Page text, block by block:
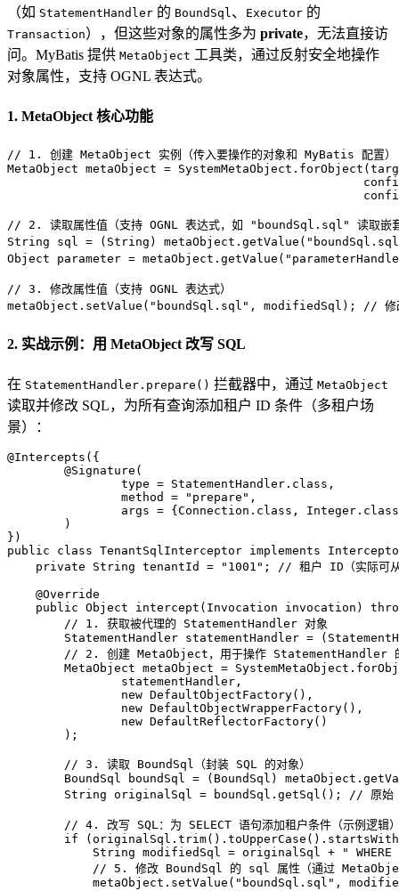
（如 StatementHandler 的 BoundSql、 Executor 的
Transaction），但这些对象的属性多为 private，无法直接访
问。MyBatis 提供 MetaObject 工具类，通过反射安全地操作
对象属性，支持 OGNL 表达式。
1. MetaObject 核心功能
// 1. 创建 MetaObject 实例（传入要操作的对象和 MyBatis 配置）
MetaObject metaObject =
// 2. 读取属性值（支持 OGNL 表达式，如 "boundSql.sql" 读取嵌
String
sql = (String) metaObject.getValue(
Object
parameter = metaObject.getValue(
// 3. 修改属性值（支持 OGNL 表达式）
metaObject.setValue( "boundSql.sql" , modifiedSql); // 修
2. 实战示例：用 MetaObject 改写 SQL
在 StatementHandler.prepare() 拦截器中，通过 MetaObject
读取并修改 SQL，为所有查询添加租户 ID 条件（多租户场
景）：
@Intercepts({
        @Signature(
                type = StatementHandler.class,
                method = "prepare",
args = {Connection.class,
        )
})
public
class TenantSqlInterceptor implements
private
String tenantId = "1001" ; // 租户 ID（实际可从
@Override
public Object intercept (Invocation invocation)
// 1. 获取被代理的 StatementHandler 对象
StatementHandler statementHandler =
// 2. 创建 MetaObject，用于操作 StatementHandler
MetaObject metaObject =
                statementHandler,
new DefaultObjectFactory(),
new DefaultObjectWrapperFactory(),
new DefaultReflectorFactory()
        );
// 3. 读取 BoundSql（封装 SQL 的对象）
BoundSql
boundSql = (BoundSql)
String originalSql = boundSql.getSql(); // 原始
// 4. 改写 SQL：为 SELECT 语句添加租户条件（示例逻辑
if
String modifiedSql = originalSql +
"
// 5. 修改 BoundSql 的 sql 属性（通过
            metaObject.setValue(
"boundSql.sql" ,